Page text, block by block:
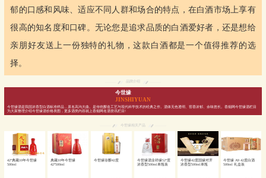
郁的口感和风味、适应不同人群和场合的特点，在白酒市场上享有
很高的知名度和口碑。无论您是追求品质的白酒爱好者，还是想给
亲朋好友送上一份独特的礼物，这款白酒都是一个值得推荐的选
择。
品牌介绍
今世缘
JINSHIYUAN
今世缘酒是我国浓香型白酒标准样品，原名高沟大曲。是传统酿造工艺与现代科学技术的经典之作。酒体无色透明、窖香浓郁、余味悠长。香烟网今世缘酒栏目
为大家整理介绍今世缘酒价格表图，更多酒类内容就上香烟网名酒资讯栏目!
今世缘相关产品
42°典藏10年今世缘
500ml
典藏10年今世缘
42°500ml
今世缘珍酿42度
今世缘酒业祥缘52°度
浓香型500ml单瓶装
今世缘42度国缘对开
浓香型500ml单瓶
今世缘 A9 42度白酒
500ml 礼盒装